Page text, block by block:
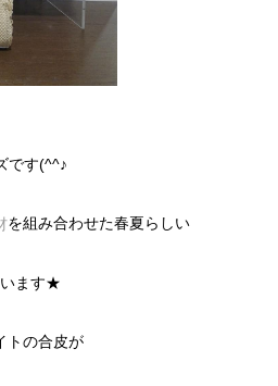
です(^^♪
を組み合わせた春夏らしい
います★
トの合皮が